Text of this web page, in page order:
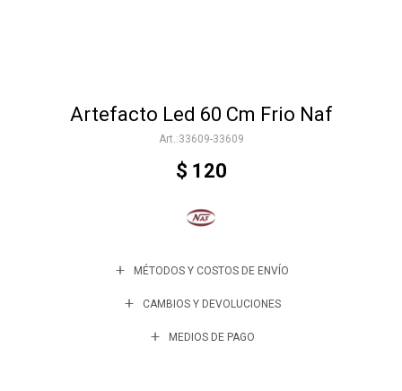
Artefacto Led 60 Cm Frio Naf
33609-33609
$ 120
MÉTODOS Y COSTOS DE ENVÍO
CAMBIOS Y DEVOLUCIONES
MEDIOS DE PAGO
Varios